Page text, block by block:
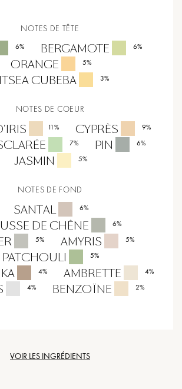
NOTES DE TÊTE
6% BERGAMOTE 6%
ORANGE 5%
CUBEBA 3%
NOTES DE COEUR
11% CYPRÈS 9%
7% PIN 6%
JASMIN 5%
NOTES DE FOND
SANTAL 6%
DE CHÊNE 6%
5% AMYRIS 5%
PATCHOULI 5%
4% AMBRETTE 4%
4% BENZOÏNE 2%
VOIR LES INGRÉDIENTS